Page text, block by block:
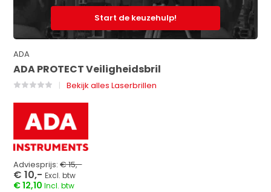
Start de keuzehulp!
ADA
ADA PROTECT Veiligheidsbril
Bekijk alles Laserbrillen
Adviesprijs:€ 15,-
€ 10,-Excl. btw
€ 12,10Incl. btw